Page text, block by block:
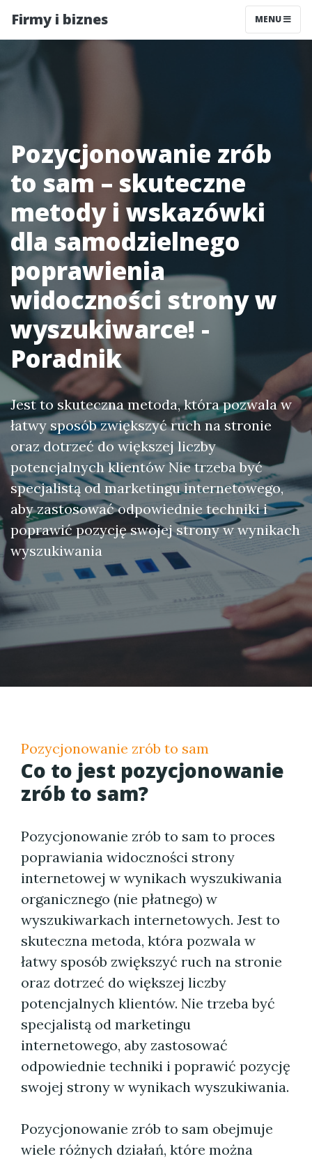
Firmy i biznes MENU
Pozycjonowanie zrób
to sam – skuteczne
metody i wskazówki
dla samodzielnego
poprawienia
widoczności strony w
wyszukiwarce! -
Poradnik
Jest to skuteczna metoda, która pozwala w
łatwy sposób zwiększyć ruch na stronie
oraz dotrzeć do większej liczby
potencjalnych klientów Nie trzeba być
specjalistą od marketingu internetowego,
aby zastosować odpowiednie techniki i
poprawić pozycję swojej strony w wynikach
wyszukiwania
Pozycjonowanie zrób to sam
Co to jest pozycjonowanie
zrób to sam?
Pozycjonowanie zrób to sam to proces
poprawiania widoczności strony
internetowej w wynikach wyszukiwania
organicznego (nie płatnego) w
wyszukiwarkach internetowych. Jest to
skuteczna metoda, która pozwala w
łatwy sposób zwiększyć ruch na stronie
oraz dotrzeć do większej liczby
potencjalnych klientów. Nie trzeba być
specjalistą od marketingu
internetowego, aby zastosować
odpowiednie techniki i poprawić pozycję
swojej strony w wynikach wyszukiwania.
Pozycjonowanie zrób to sam obejmuje
wiele różnych działań, które można